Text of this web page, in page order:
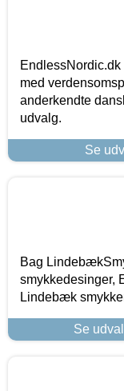
med
anderkendte
udvalg.
Se
Bag
smykkedesinger,
Lindebæk
Se